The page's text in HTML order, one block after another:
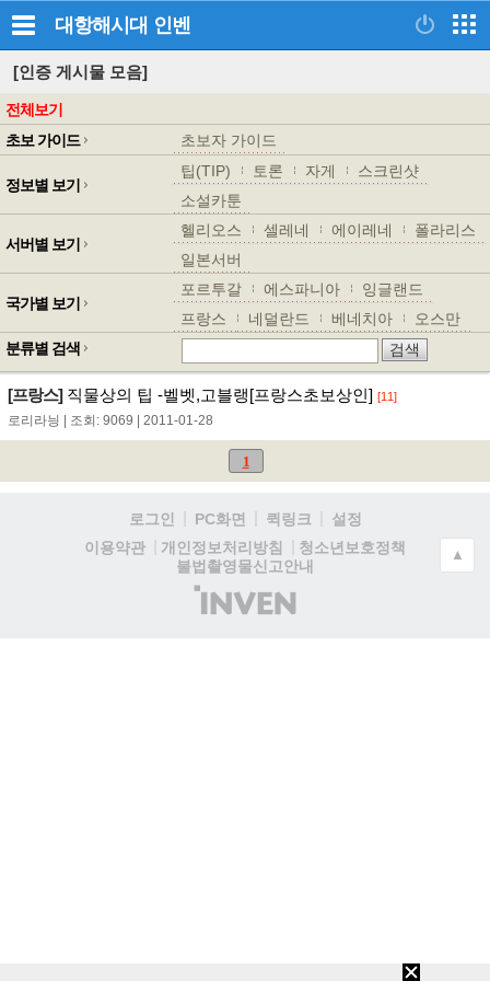
대항해시대 인벤
[인증 게시물 모음]
전체보기
초보 가이드
초보자 가이드
정보별 보기
팁(TIP) 토론 자게
스크린샷
소설카툰
서버별 보기
헬리오스 셀레네 에이레네
폴라리스
일본서버
국가별 보기
포르투갈 에스파니아
잉글랜드
프랑스
네덜란드 베네치아
오스만
분류별 검색
[프랑스]직물상의 팁 -벨벳,고블랭[프랑스초보상인] [11]
로리라닁 | 조회: 9069 | 2011-01-28
1
로그인 PC화면 퀵링크
설정
이용약관
개인정보처리방침
청소년보호정책
불법촬영물신고안내
(주)
인
▲